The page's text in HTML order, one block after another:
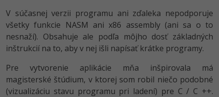
Pre deti
Viac
Kurzy e-commerce
V súčasnej verzii programu ani zďaleka nepodporuje
všetky funkcie NASM ani x86 assembly (ani sa o to
nesnaží). Obsahuje ale podľa môjho dosť základných
inštrukcií na to, aby v nej išli napísať krátke programy.
Pre vytvorenie aplikácie mňa inšpirovala má
magisterské štúdium, v ktorej som robil niečo podobné
(vizualizáciu stavu programu pri ladení) pre C / C ++.